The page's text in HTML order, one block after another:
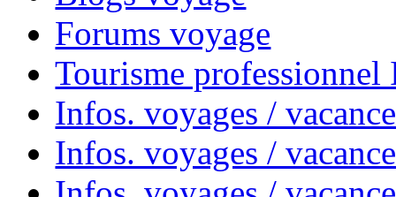
Forums voyage
Tourisme
Infos. voyages /
Infos. voyages /